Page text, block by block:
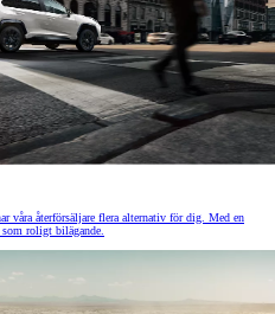
våra återförsäljare flera alternativ för dig. Med en
roligt bilägande.